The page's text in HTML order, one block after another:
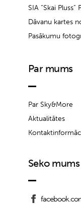
SIA “Skai
Dāvanu kartes
Pasākumu
Par mums
Par Sky&More
Aktualitātes
Seko mums